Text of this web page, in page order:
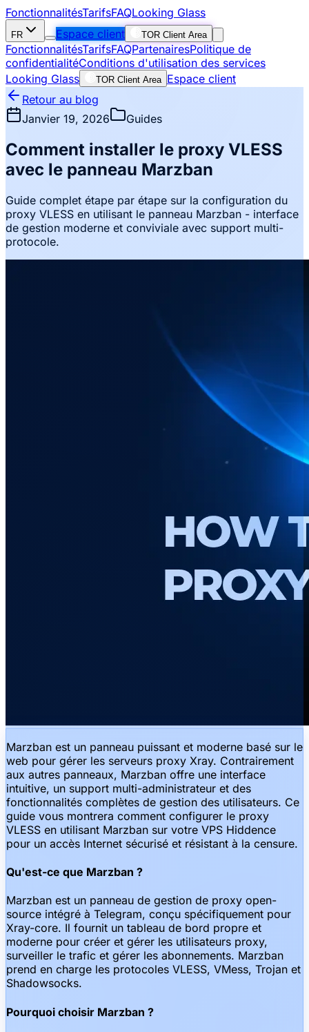
FonctionnalitésTarifsFAQLooking Glass
FR Espace client TOR Client Area
FonctionnalitésTarifsFAQPartenairesPolitique de
confidentialitéConditions d'utilisation des services
Looking Glass
TOR Client Area Espace client
Retour au blog
Janvier 19, 2026
Guides
Comment installer le proxy VLESS
avec le panneau Marzban
Guide complet étape par étape sur la configuration du
proxy VLESS en utilisant le panneau Marzban - interface
de gestion moderne et conviviale avec support multi-
protocole.
Marzban est un panneau puissant et moderne basé sur le
web pour gérer les serveurs proxy Xray. Contrairement
aux autres panneaux, Marzban offre une interface
intuitive, un support multi-administrateur et des
fonctionnalités complètes de gestion des utilisateurs. Ce
guide vous montrera comment configurer le proxy
VLESS en utilisant Marzban sur votre VPS Hiddence
pour un accès Internet sécurisé et résistant à la censure.
Qu'est-ce que Marzban ?
Marzban est un panneau de gestion de proxy open-
source intégré à Telegram, conçu spécifiquement pour
Xray-core. Il fournit un tableau de bord propre et
moderne pour créer et gérer les utilisateurs proxy,
surveiller le trafic et gérer les abonnements. Marzban
prend en charge les protocoles VLESS, VMess, Trojan et
Shadowsocks.
Pourquoi choisir Marzban ?